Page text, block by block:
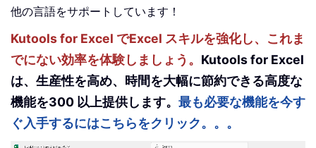
他の言語をサポートしています！
Kutools for Excel でExcel スキルを強化し、これま
でにない効率を体験しましょう。 Kutools for Excel
は、生産性を高め、時間を大幅に節約できる高度な
機能を300 以上提供します。 最も必要な機能を今す
ぐ入手するにはこちらをクリック。。。